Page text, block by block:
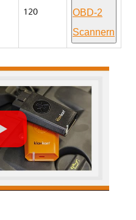
120
OBD-2
Scannern